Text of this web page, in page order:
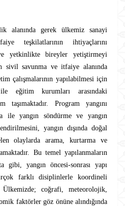
alanında gerek ülkemiz sanayi
teşkilatlarının ihtiyaçlarını
yetkinlikte bireyler yetiştirmeyi
sivil savunma ve itfaiye alanında
çalışmalarının yapılabilmesi için
eğitim kurumları arasındaki
taşımaktadır. Program yangını
ile yangın söndürme ve yangın
yangın dışında doğal
olaylarda arama, kurtarma ve
Bu temel yapılanmaların
gibi, yangın öncesi-sonrası yapı
farklı disiplinlerle koordineli
Ülkemizde; coğrafi, meteorolojik,
faktörler göz önüne alındığında